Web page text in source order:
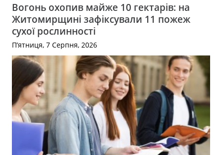
Вогонь охопив майже 10 гектарів: на
Житомирщині зафіксували 11 пожеж
сухої рослинності
П’ятниця, 7 Серпня, 2026